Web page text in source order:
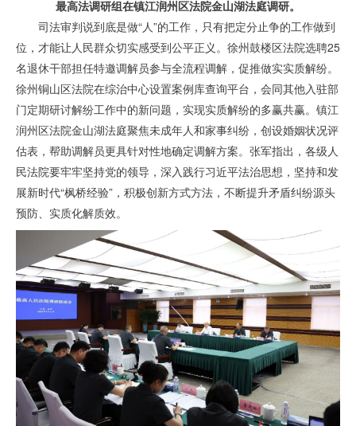
最高法调研组在镇江润州区法院金山湖法庭调研。
司法审判说到底是做“人”的工作，只有把定分止争的工作做到
位，才能让人民群众切实感受到公平正义。徐州鼓楼区法院选聘25
名退休干部担任特邀调解员参与全流程调解，促推做实实质解纷。
徐州铜山区法院在综治中心设置案例库查询平台，会同其他入驻部
门定期研讨解纷工作中的新问题，实现实质解纷的多赢共赢。镇江
润州区法院金山湖法庭聚焦未成年人和家事纠纷，创设婚姻状况评
估表，帮助调解员更具针对性地确定调解方案。张军指出，各级人
民法院要牢牢坚持党的领导，深入践行习近平法治思想，坚持和发
展新时代“枫桥经验”，积极创新方式方法，不断提升矛盾纠纷源头
预防、实质化解质效。